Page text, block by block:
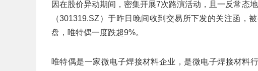
因在股价异动期间，密集开展7次路演活动，且一反常态
（301319.SZ）于昨日晚间收到交易所下发的关注函，
盘，唯特偶一度跌超9%。
唯特偶是一家微电子焊接材料企业，是微电子焊接材料